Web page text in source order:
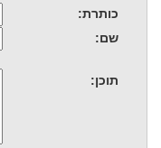
כותרת:
שם:
תוכן: